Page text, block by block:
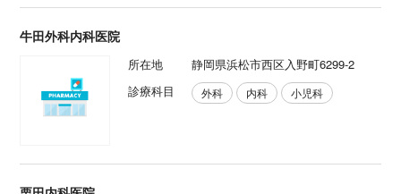
牛田外科内科医院
所在地
静岡県浜松市西区入野町6299-2
診療科目
外科 内科 小児科